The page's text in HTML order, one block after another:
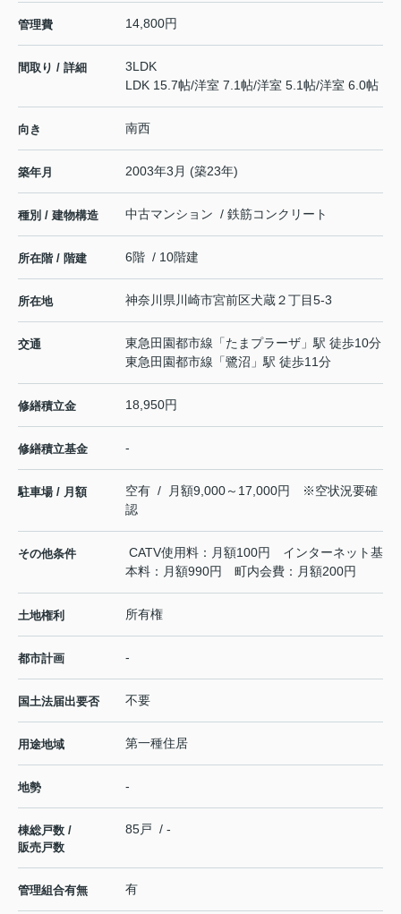
管理費 14,800円
間取り / 詳細
3LDK
LDK 15.7帖/洋室 7.1帖/洋室 5.1帖/洋室 6.0帖
向き 南西
築年月 2003年3月 (築23年)
種別 / 建物構造 中古マンション / 鉄筋コンクリート
所在階 / 階建 6階 / 10階建
所在地 神奈川県 川崎市宮前区犬蔵２丁目5-3
交通 東急田園都市線 「たまプラーザ 」駅 徒歩10分
東急田園都市線 「鷺沼 」駅 徒歩11分
修繕積立金 18,950円
修繕積立基金 -
駐車場 / 月額
空有 / 月額9,000～17,000円 ※空状況要確
認
その他条件
CATV使用料：月額100円 インターネット基
本料：月額990円 町内会費：月額200円
土地権利 所有権
都市計画 -
国土法届出要否 不要
用途地域 第一種住居
地勢 -
棟総戸数 /
販売戸数
85戸 / -
管理組合有無 有